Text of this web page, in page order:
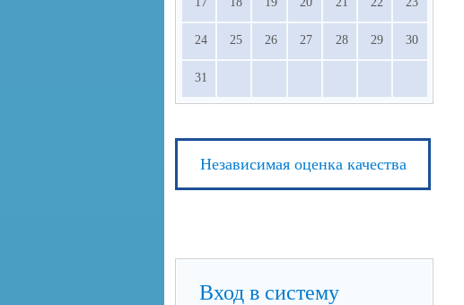
24 25 26 27 28 29 30
31
Независимая оценка качества
Вход в систему